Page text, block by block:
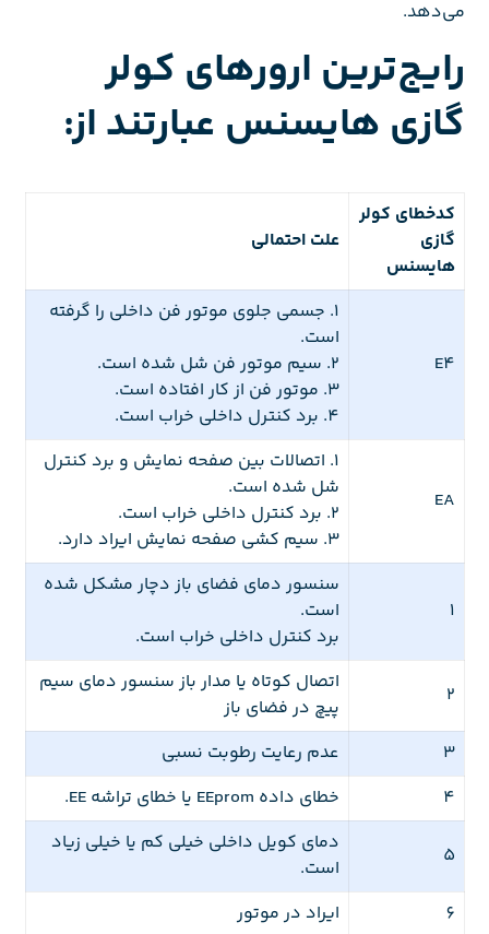
می‌دهد.
رایج‌ترین ارورهای کولر
گازی هایسنس عبارتند از:
کدخطای کولر
گازی
هایسنس
علت احتمالی
E4
1. جسمی جلوی موتور فن داخلی را گرفته
است.
2. سیم موتور فن شل شده است.
3. موتور فن از کار افتاده است.
4. برد کنترل داخلی خراب است.
EA
1. اتصالات بین صفحه نمایش و برد کنترل
شل شده است.
2. برد کنترل داخلی خراب است.
3. سیم کشی صفحه نمایش ایراد دارد.
1
سنسور دمای فضای باز دچار مشکل شده
است.
برد کنترل داخلی خراب است.
2
اتصال کوتاه یا مدار باز سنسور دمای سیم
پیچ در فضای باز
3
عدم رعایت رطوبت نسبی
4
خطای داده EEprom یا خطای تراشه EE.
5
دمای کویل داخلی خیلی کم یا خیلی زیاد
است.
6
ایراد در موتور